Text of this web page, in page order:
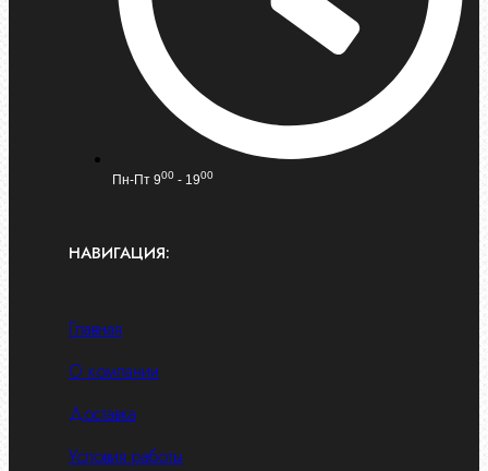
Пн-Пт 900 - 1900
НАВИГАЦИЯ:
Главная
О компании
Доставка
Условия работы